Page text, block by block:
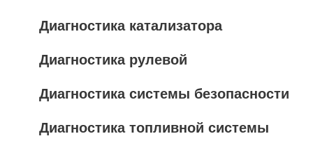
Диагностика катализатора
Диагностика рулевой
Диагностика системы безопасности
Диагностика топливной системы